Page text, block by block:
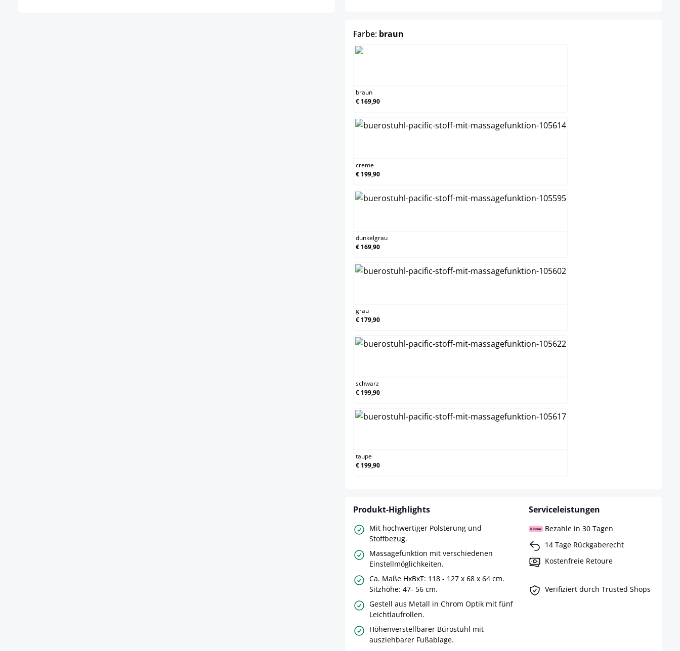
Farbe: braun
braun
€ 169,90
creme
€ 199,90
dunkelgrau
€ 169,90
grau
€ 179,90
schwarz
€ 199,90
taupe
€ 199,90
Produkt-Highlights
Mit hochwertiger Polsterung und
Stoffbezug.
Massagefunktion mit verschiedenen
Einstellmöglichkeiten.
Ca. Maße HxBxT: 118 - 127 x 68 x 64 cm.
Sitzhöhe: 47- 56 cm.
Gestell aus Metall in Chrom Optik mit fünf
Leichtlaufrollen.
Höhenverstellbarer Bürostuhl mit
ausziehbarer Fußablage.
Serviceleistungen
Bezahle in 30 Tagen
14 Tage Rückgaberecht
Kostenfreie Retoure
Verifiziert durch Trusted Shops